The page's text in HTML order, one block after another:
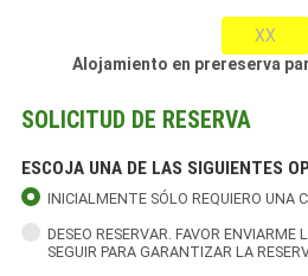
XX
Alojamiento en prereserva
SOLICITUD DE RESERVA
ESCOJA UNA DE LAS SIGUIENTES
INICIALMENTE SÓLO REQUIERO UNA
DESEO RESERVAR. FAVOR ENVIARME
SEGUIR PARA GARANTIZAR LA